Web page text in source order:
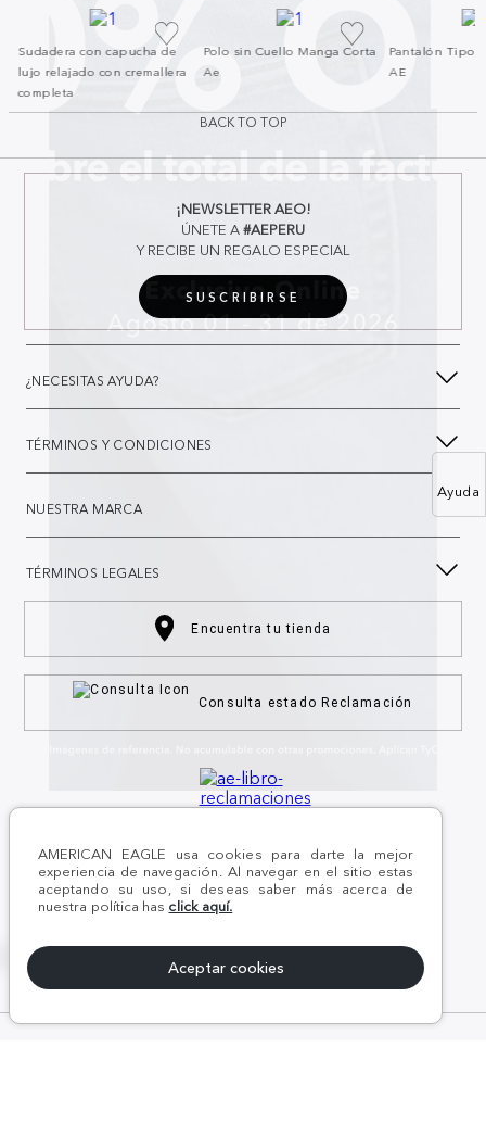
AMERICAN EAGLE usa cookies para darte la mejor
experiencia de navegación. Al navegar en el sitio estas
aceptando su uso, si deseas saber más acerca de
nuestra política has click aquí.
Aceptar cookies
Ayuda
Sudadera con capucha de
lujo relajado con cremallera
completa
Polo sin Cuello Manga Corta
Ae
Pantalón Tipo
AE
BACK TO TOP
¡NEWSLETTER AEO!
ÚNETE A#AEPERU
Y RECIBE UN REGALO ESPECIAL
SUSCRIBIRSE
¿NECESITAS AYUDA?
TÉRMINOS Y CONDICIONES
NUESTRA MARCA
TÉRMINOS LEGALES
Encuentra tu tienda
Consulta estado Reclamación
REDES SOCIALES!
#AEJEANS #AerieREALCOL